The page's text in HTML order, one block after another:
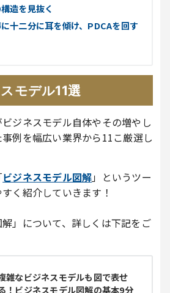
造を見抜く
十二分に耳を傾け、PDCAを回す
モデル11選
ジネスモデル自体やその増やし
例を幅広い業界から11こ厳選し
ビジネスモデル図解」というツー
く紹介していきます！
解」について、詳しくは下記をご
雑なビジネスモデルも図で表せ
！ビジネスモデル図解の基本9分